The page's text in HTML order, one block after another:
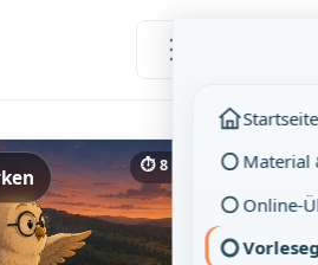
Startseite
Material
Online-
⏱ 8 Min. Lesezeit